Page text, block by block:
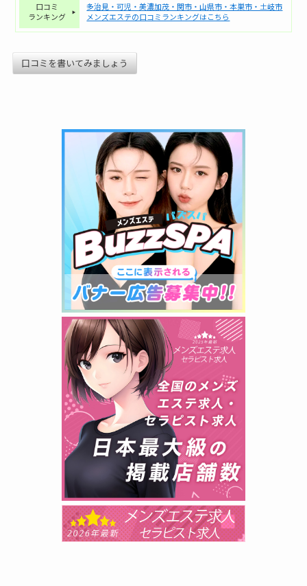
口コミ
ランキング
多治見・可児・美濃加茂・関市・山県市・本巣市・土岐市
メンズエステの口コミランキングはこちら
口コミを書いてみましょう